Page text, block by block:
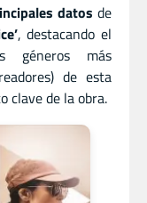
datos de
, destacando el
géneros más
de esta
clave de la obra.